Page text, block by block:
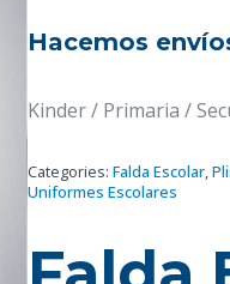
Hacemos
Kinder / Primaria /
Categories: Falda Escolar,
Uniformes Escolares